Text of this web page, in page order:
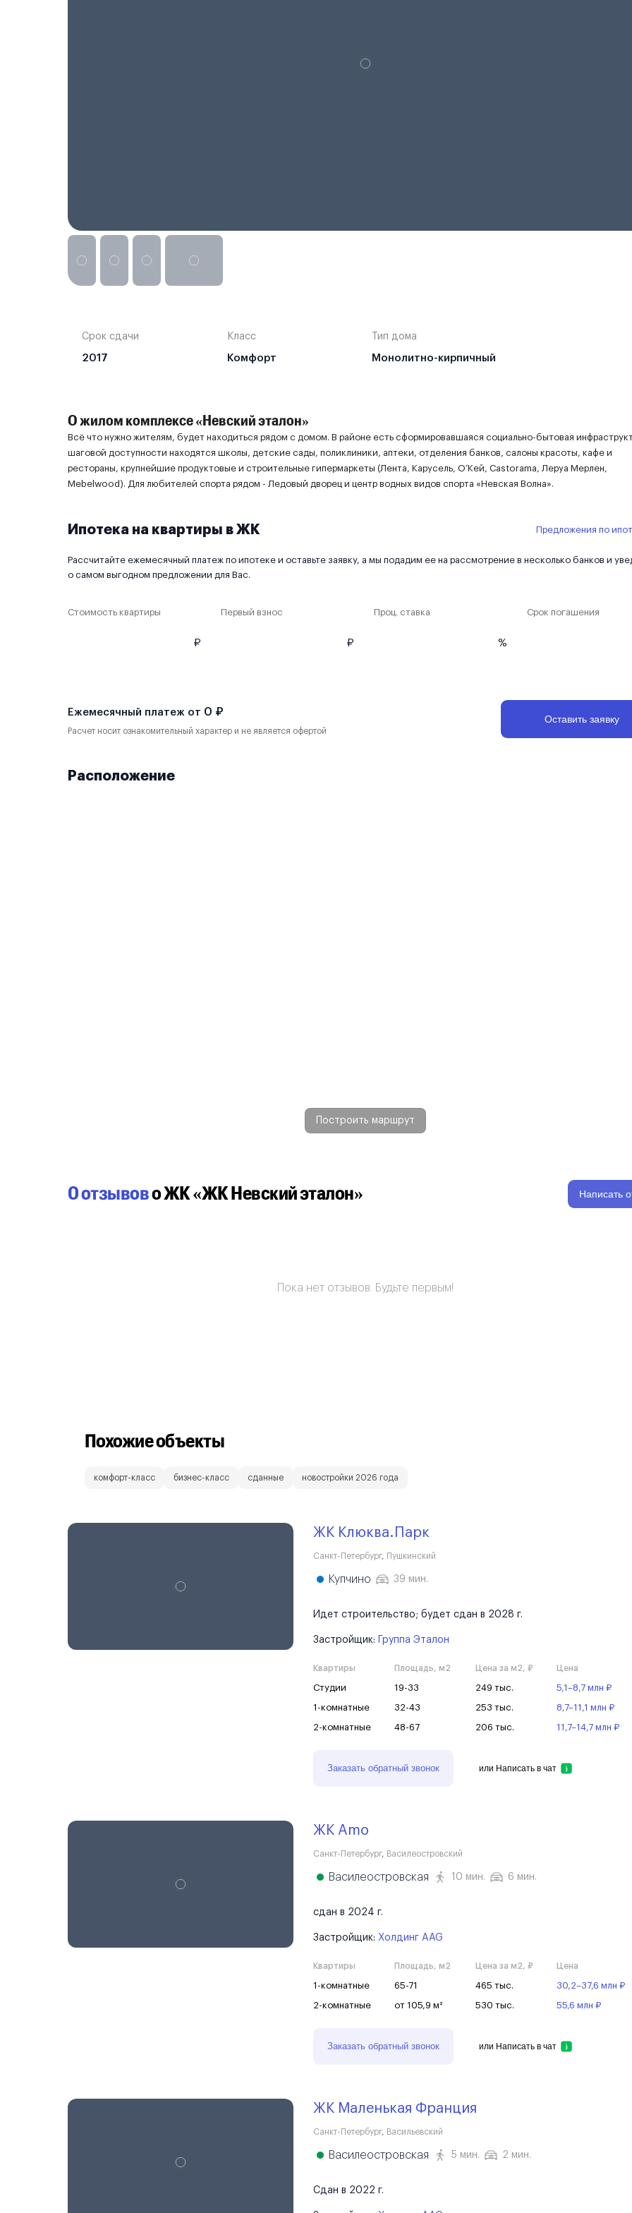
Срок сдачи
2017
Класс
Комфорт
Тип дома
Монолитно-кирпичный
О жилом комплексе «Невский эталон»
Всё что нужно жителям, будет находиться рядом с домом. В районе есть сформировавшаяся социально-бытовая
шаговой доступности находятся школы, детские сады, поликлиники, аптеки, отделения банков, салоны красоты, кафе и
рестораны, крупнейшие продуктовые и строительные гипермаркеты (Лента, Карусель, О’Кей, Сastorama, Леруа Мерлен,
Mebelwood). Для любителей спорта рядом - Ледовый дворец и центр водных видов спорта «Невская Волна».
Ипотека на квартиры в ЖК Предложения по
Рассчитайте ежемесячный платеж по ипотеке и оставьте заявку, а мы подадим ее на рассмотрение в несколько банков и
о самом выгодном предложении для Вас.
Стоимость квартиры
₽
Первый взнос
₽
Проц. ставка
%
Срок погашения
Ежемесячный платеж от 0 ₽
Расчет носит ознакомительный характер и не является офертой
Оставить заявку
Расположение
Построить маршрут
0 отзывово ЖК «ЖК Невский эталон» Написать
Пока нет отзывов. Будьте первым!
Похожие объекты
комфорт-класс бизнес-класс сданные новостройки 2026 года
ЖК Клюква.Парк
Санкт-Петербург, Пушкинский
Купчино 39 мин.
Идет строительство; будет сдан в 2028 г.
Застройщик: Группа Эталон
Квартиры Площадь, м2 Цена за м2, ₽ Цена
Студии 19-33 249 тыс. 5,1–8,7 млн ₽
1-комнатные 32-43 253 тыс. 8,7–11,1 млн ₽
2-комнатные 48-67 206 тыс. 11,7–14,7 млн ₽
Заказать обратный звонок или Написать в чат
ЖК Amo
Санкт-Петербург, Василеостровский
Василеостровская 10 мин. 6 мин.
сдан в 2024 г.
Застройщик: Холдинг AAG
Квартиры Площадь, м2 Цена за м2, ₽ Цена
1-комнатные 65-71 465 тыс. 30,2–37,6 млн ₽
2-комнатные от 105,9 м² 530 тыс. 55,6 млн ₽
Заказать обратный звонок или Написать в чат
ЖК Маленькая Франция
Санкт-Петербург, Васильевский
Василеостровская 5 мин. 2 мин.
Сдан в 2022 г.